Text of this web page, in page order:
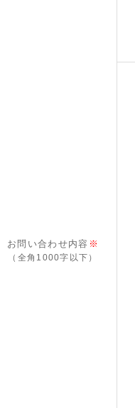
お問い合わせ内容 ※
（全角1000字以下）